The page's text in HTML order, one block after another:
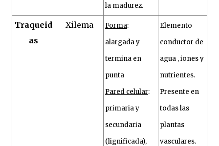
la madurez.
Traqueid
as
Xilema Forma:
alargada y
termina en
punta
Pared celular:
primaria y
secundaria
(lignificada),
Elemento
conductor de
agua , iones y
nutrientes.
Presente en
todas las
plantas
vasculares.